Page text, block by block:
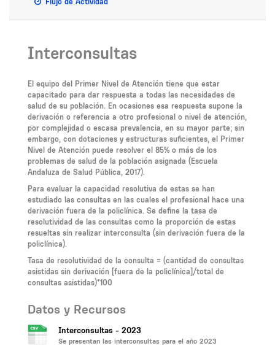
Interconsultas
El equipo del Primer Nivel de Atención tiene que estar
capacitado para dar respuesta a todas las necesidades de
salud de su población. En ocasiones esa respuesta supone la
derivación o referencia a otro profesional o nivel de atención,
por complejidad o escasa prevalencia, en su mayor parte; sin
embargo, con dotaciones y estructuras suficientes, el Primer
Nivel de Atención puede resolver el 85% o más de los
problemas de salud de la población asignada (Escuela
Andaluza de Salud Pública, 2017).
Para evaluar la capacidad resolutiva de estas se han
estudiado las consultas en las cuales el profesional hace una
derivación fuera de la policlínica. Se define la tasa de
resolutividad de las consultas como la proporción de estas
resueltas sin realizar interconsulta (sin derivación fuera de la
policlínica).
Tasa de resolutividad de la consulta = (cantidad de consultas
asistidas sin derivación [fuera de la policlínica]/total de
consultas asistidas)*100
Datos y Recursos
Interconsultas - 2023
Se presentan las interconsultas para el año 2023